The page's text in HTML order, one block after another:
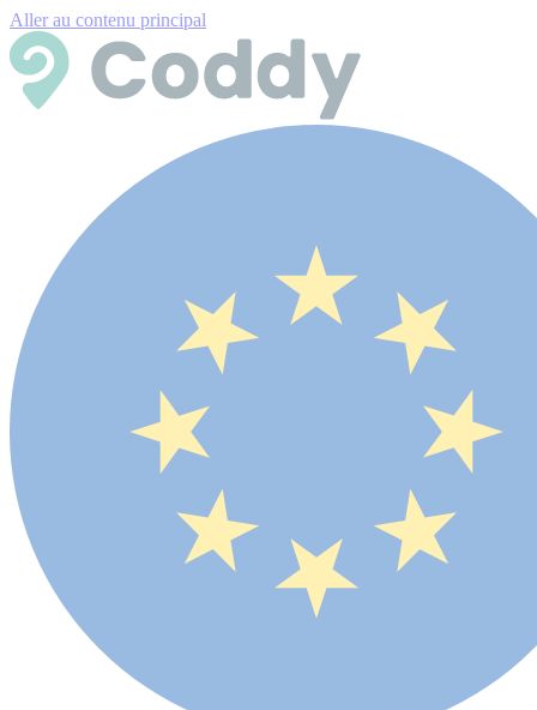
Aller au contenu principal